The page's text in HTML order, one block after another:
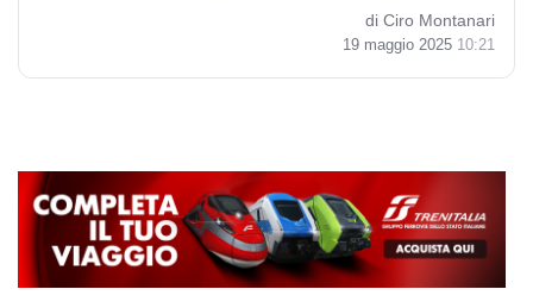
di Ciro Montanari
19 maggio 2025 10:21